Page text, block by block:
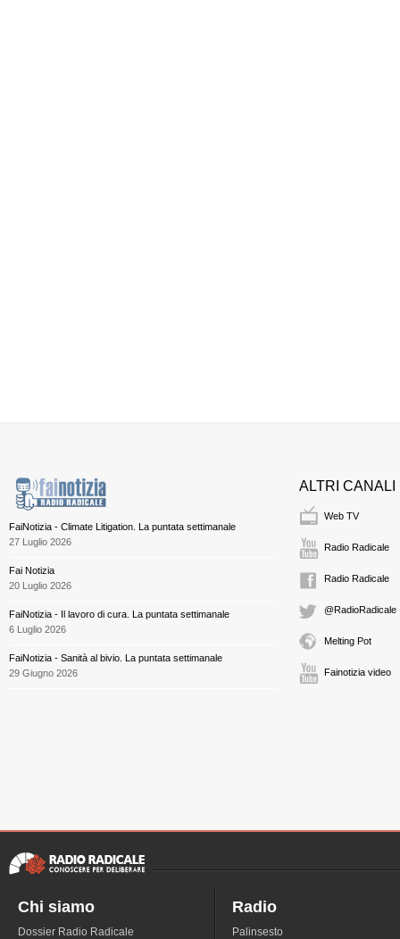
FaiNotizia - Climate Litigation. La puntata settimanale
27 Luglio 2026
Fai Notizia
20 Luglio 2026
FaiNotizia - Il lavoro di cura. La puntata settimanale
6 Luglio 2026
FaiNotizia - Sanità al bivio. La puntata settimanale
29 Giugno 2026
ALTRI CANALI
Web TV
Radio Radicale
Radio Radicale
@RadioRadicale
Melting Pot
Fainotizia video
Chi siamo
Dossier Radio Radicale
Radio
Palinsesto